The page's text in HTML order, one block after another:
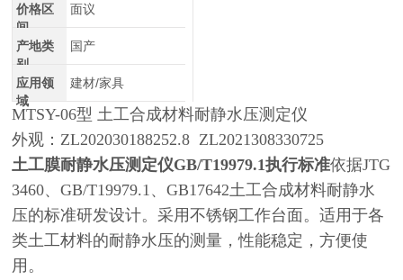
价格区
间
面议
产地类
别
国产
应用领
域
建材/家具
MTSY-06型 土工合成材料耐静水压测定仪
外观：ZL202030188252.8 ZL2021308330725
土工膜耐静水压测定仪GB/T19979.1执行标准依据JTG
3460、GB/T19979.1、GB17642土工合成材料耐静水
压的标准研发设计。采用不锈钢工作台面。适用于各
类土工材料的耐静水压的测量，性能稳定，方便使
用。